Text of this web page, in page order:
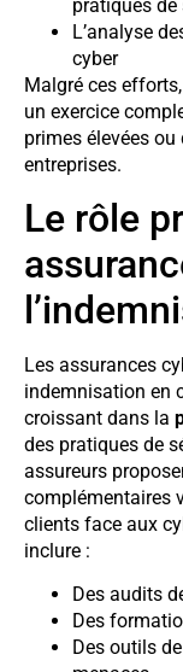
pratiques de
L’analyse
cyber
Malgré ces
un exercice
primes élevées
entreprises.
Le rôle
Les assurances
indemnisation en
croissant dans la
des pratiques de
assureurs
complémentaires
clients face aux
inclure :
Des audits
Des
Des outils